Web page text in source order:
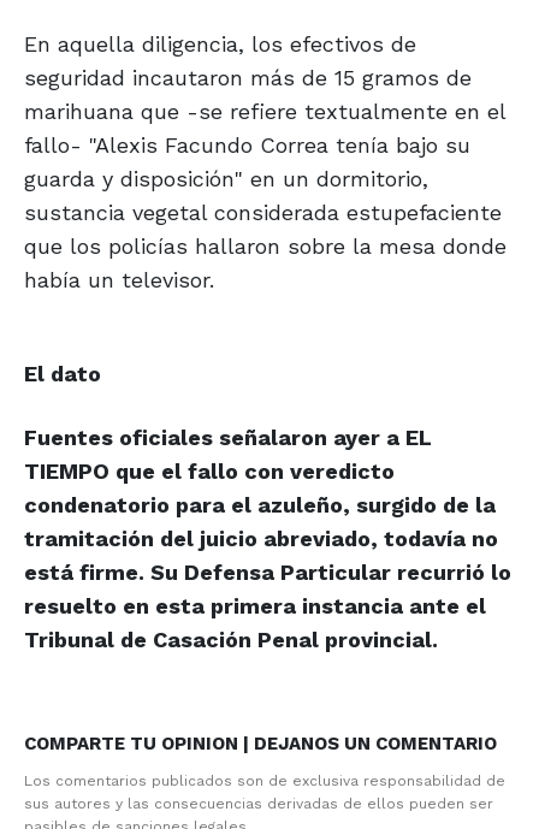
En aquella diligencia, los efectivos de
seguridad incautaron más de 15 gramos de
marihuana que -se refiere textualmente en el
fallo- "Alexis Facundo Correa tenía bajo su
guarda y disposición" en un dormitorio,
sustancia vegetal considerada estupefaciente
que los policías hallaron sobre la mesa donde
había un televisor.
El dato
Fuentes oficiales señalaron ayer a EL
TIEMPO que el fallo con veredicto
condenatorio para el azuleño, surgido de la
tramitación del juicio abreviado, todavía no
está firme. Su Defensa Particular recurrió lo
resuelto en esta primera instancia ante el
Tribunal de Casación Penal provincial.
COMPARTE TU OPINION | DEJANOS UN COMENTARIO
Los comentarios publicados son de exclusiva responsabilidad de
sus autores y las consecuencias derivadas de ellos pueden ser